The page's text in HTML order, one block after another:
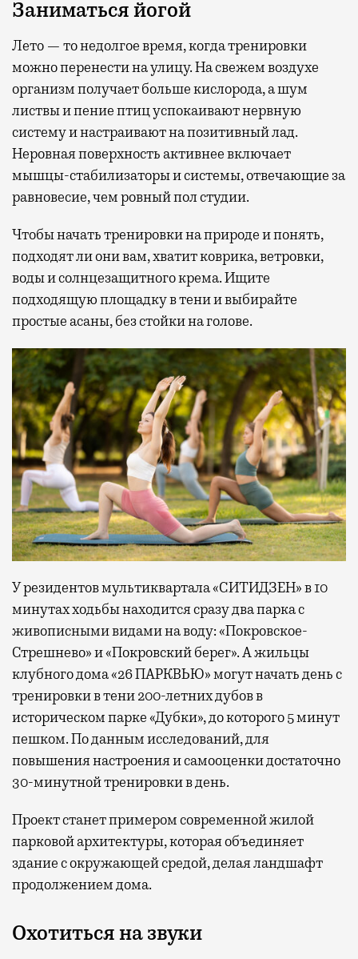
Заниматься йогой
Лето — то недолгое время, когда тренировки
можно перенести на улицу. На свежем воздухе
организм получает больше кислорода, а шум
листвы и пение птиц успокаивают нервную
систему и настраивают на позитивный лад.
Неровная поверхность активнее включает
мышцы-стабилизаторы и системы, отвечающие за
равновесие, чем ровный пол студии.
Чтобы начать тренировки на природе и понять,
подходят ли они вам, хватит коврика, ветровки,
воды и солнцезащитного крема. Ищите
подходящую площадку в тени и выбирайте
простые асаны, без стойки на голове.
У резидентов мультиквартала «СИТИДЗЕН» в 10
минутах ходьбы находится сразу два парка с
живописными видами на воду: «Покровское-
Стрешнево» и «Покровский берег». А жильцы
клубного дома «26 ПАРКВЬЮ» могут начать день с
тренировки в тени 200-летних дубов в
историческом парке «Дубки», до которого 5 минут
пешком. По данным исследований, для
повышения настроения и самооценки достаточно
30-минутной тренировки в день.
Проект станет примером современной жилой
парковой архитектуры, которая объединяет
здание с окружающей средой, делая ландшафт
продолжением дома.
Охотиться на звуки